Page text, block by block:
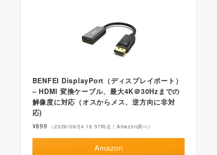
BENFEI DisplayPort（ディスプレイポート）
– HDMI 変換ケーブル、最大4K＠30Hzまでの
解像度に対応（オスからメス、逆方向に非対
応)
¥899 （2026/06/24 16:57時点 | Amazon調べ）
Amazon